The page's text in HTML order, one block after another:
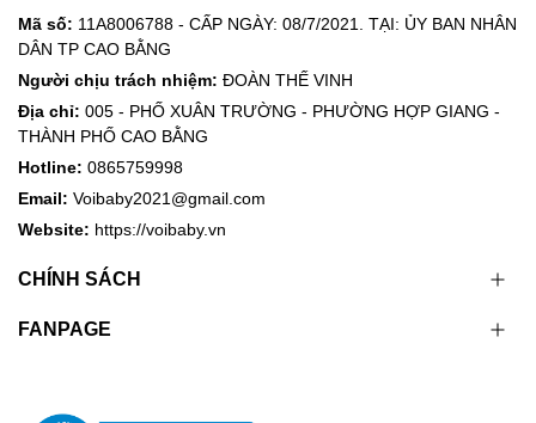
Mã số: 11A8006788 - CẤP NGÀY: 08/7/2021. TẠI: ỦY BAN NHÂN
DÂN TP CAO BẰNG
Người chịu trách nhiệm: ĐOÀN THẾ VINH
Địa chỉ: 005 - PHỐ XUÂN TRƯỜNG - PHƯỜNG HỢP GIANG -
THÀNH PHỐ CAO BẰNG
Hotline: 0865759998
Email: Voibaby2021@gmail.com
Website: https://voibaby.vn
CHÍNH SÁCH
FANPAGE